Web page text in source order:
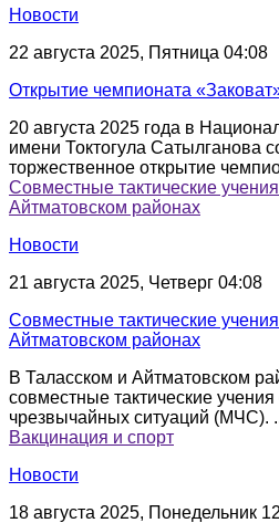
Новости
22 августа 2025, Пятница 04:08
Открытие чемпионата
20 августа 2025 года в
имени Токтогула Сатылганова
торжественное открытие
Совместные тактические
Айтматовском районах
Новости
21 августа 2025, Четверг 04:08
Совместные тактические
Айтматовском районах
В Таласском и Айтматовском
совместные тактические
чрезвычайных ситуаций (МЧС).
Вакцинация и спорт
Новости
18 августа 2025, Понедельник